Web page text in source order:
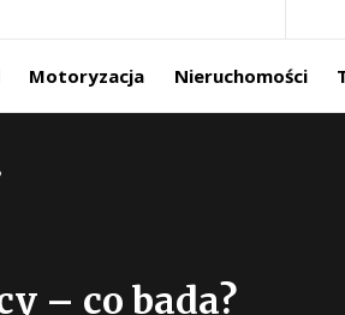
Motoryzacja Nieruchomości
– co bada?